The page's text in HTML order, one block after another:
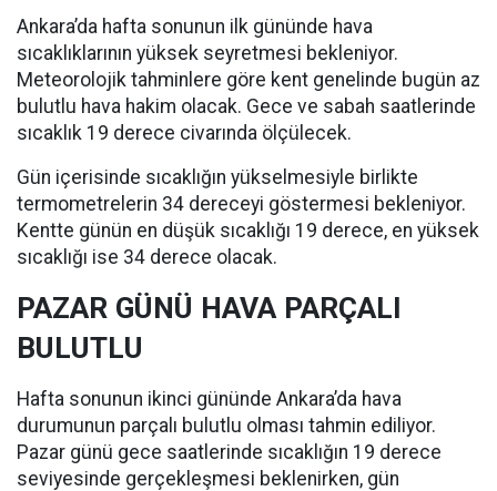
Ankara’da hafta sonunun ilk gününde hava
sıcaklıklarının yüksek seyretmesi bekleniyor.
Meteorolojik tahminlere göre kent genelinde bugün az
bulutlu hava hakim olacak. Gece ve sabah saatlerinde
sıcaklık 19 derece civarında ölçülecek.
Gün içerisinde sıcaklığın yükselmesiyle birlikte
termometrelerin 34 dereceyi göstermesi bekleniyor.
Kentte günün en düşük sıcaklığı 19 derece, en yüksek
sıcaklığı ise 34 derece olacak.
PAZAR GÜNÜ HAVA PARÇALI
BULUTLU
Hafta sonunun ikinci gününde Ankara’da hava
durumunun parçalı bulutlu olması tahmin ediliyor.
Pazar günü gece saatlerinde sıcaklığın 19 derece
seviyesinde gerçekleşmesi beklenirken, gün